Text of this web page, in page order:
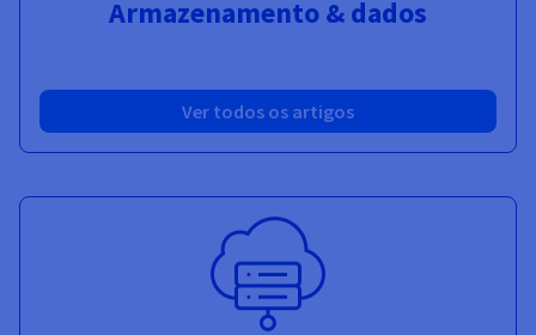
Armazenamento & dados
Ver todos os artigos